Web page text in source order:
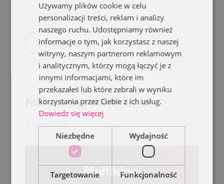
ugaście pragnienie
Czytaj więcej
Kultura wysoka w kinie
3 lipca 2026
Używamy plików cookie w celu
personalizacji treści, reklam i analizy
naszego ruchu. Udostępniamy również
informacje o tym, jak korzystasz z naszej
witryny, naszym partnerom reklamowym
i analitycznym, którzy mogą łączyć je z
innymi informacjami, które im
przekazałeś lub które zebrali w wyniku
korzystania przez Ciebie z ich usług.
Dowiedz się więcej
Niezbędne Wydajność
Targetowanie Funkcjonalność